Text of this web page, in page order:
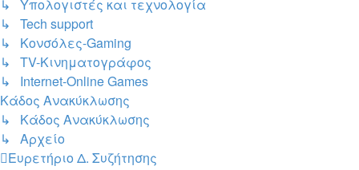
↳ Υπολογιστές και τεχνολογία
↳ Tech support
↳ Kονσόλες-Gaming
↳ TV-Κινηματογράφος
↳ Internet-Online Games
Κάδος Ανακύκλωσης
↳ Κάδος Ανακύκλωσης
↳ Αρχείο
Ευρετήριο Δ. Συζήτησης